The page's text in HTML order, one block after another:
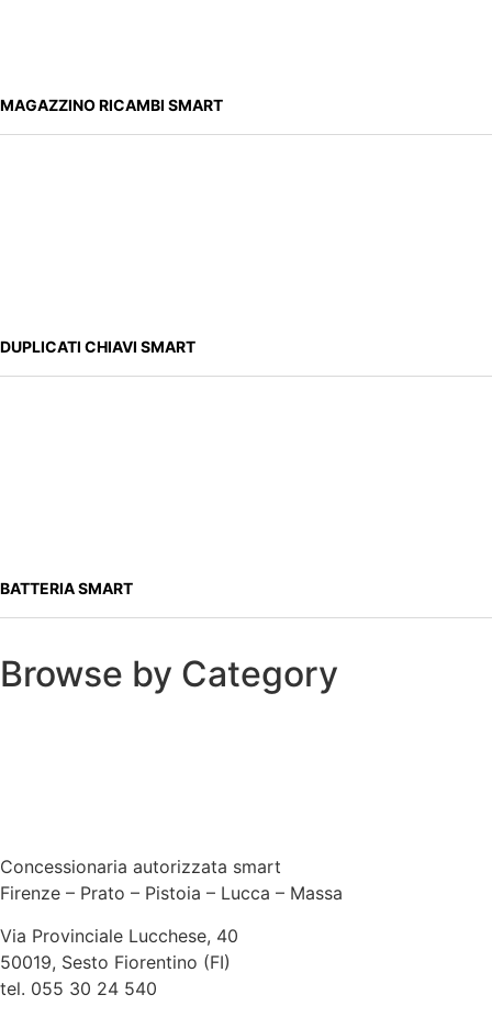
MAGAZZINO RICAMBI SMART
DUPLICATI CHIAVI SMART
BATTERIA SMART
Browse by Category
Concessionaria autorizzata smart
Firenze – Prato – Pistoia – Lucca – Massa
Via Provinciale Lucchese, 40
50019, Sesto Fiorentino (FI)
tel. 055 30 24 540